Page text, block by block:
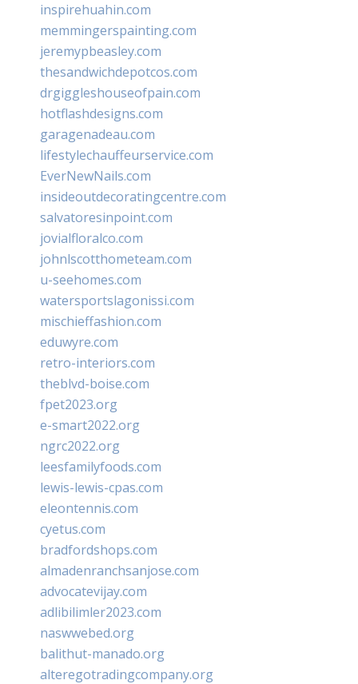
inspirehuahin.com
memmingerspainting.com
jeremypbeasley.com
thesandwichdepotcos.com
drgiggleshouseofpain.com
hotflashdesigns.com
garagenadeau.com
lifestylechauffeurservice.com
EverNewNails.com
insideoutdecoratingcentre.com
salvatoresinpoint.com
jovialfloralco.com
johnlscotthometeam.com
u-seehomes.com
watersportslagonissi.com
mischieffashion.com
eduwyre.com
retro-interiors.com
theblvd-boise.com
fpet2023.org
e-smart2022.org
ngrc2022.org
leesfamilyfoods.com
lewis-lewis-cpas.com
eleontennis.com
cyetus.com
bradfordshops.com
almadenranchsanjose.com
advocatevijay.com
adlibilimler2023.com
naswwebed.org
balithut-manado.org
alteregotradingcompany.org